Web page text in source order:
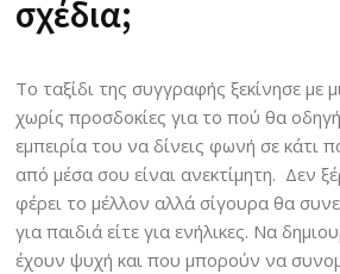
σχέδια;
Το ταξίδι της συγγραφής ξεκίνησε με
χωρίς προσδοκίες για το πού θα
εμπειρία του να δίνεις φωνή σε κάτι
από μέσα σου είναι ανεκτίμητη. Δεν
φέρει το μέλλον αλλά σίγουρα θα
για παιδιά είτε για ενήλικες. Να
έχουν ψυχή και που μπορούν να